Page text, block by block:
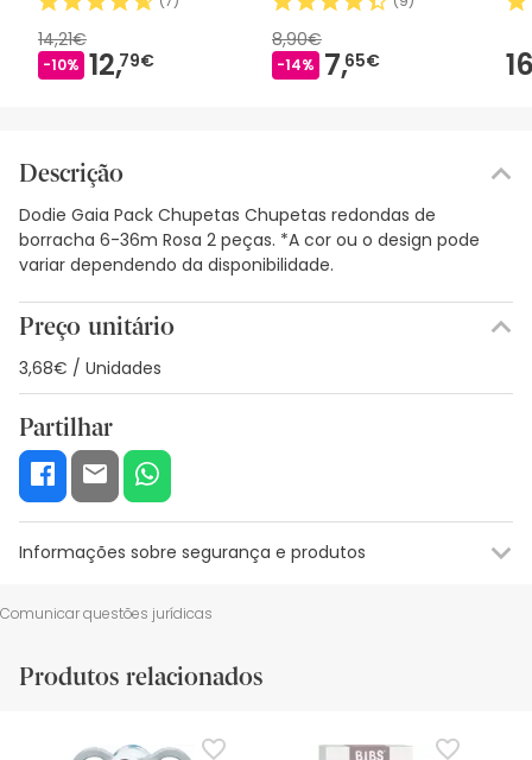
14,21€
-10% 12,79€
8,90€
-14% 7,65€
Descrição
Dodie Gaia Pack Chupetas Chupetas redondas de
borracha 6-36m Rosa 2 peças. *A cor ou o design pode
variar dependendo da disponibilidade.
Preço unitário
3,68€ / Unidades
Partilhar
Informações sobre segurança e produtos
Recursos de segurança visual
De momento, não dispomos de imagens de segurança
Recomendamos que voltes mais tarde para veres as
Comunicar questões jurídicas
Produtos relacionados